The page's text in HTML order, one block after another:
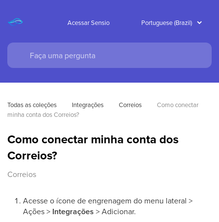
Acessar Sensio
Todas as coleções Integrações Correios
Como conectar
minha conta dos Correios?
Como conectar minha conta dos
Correios?
Correios
Acesse o ícone de engrenagem do menu lateral >
Ações > Integrações > Adicionar.